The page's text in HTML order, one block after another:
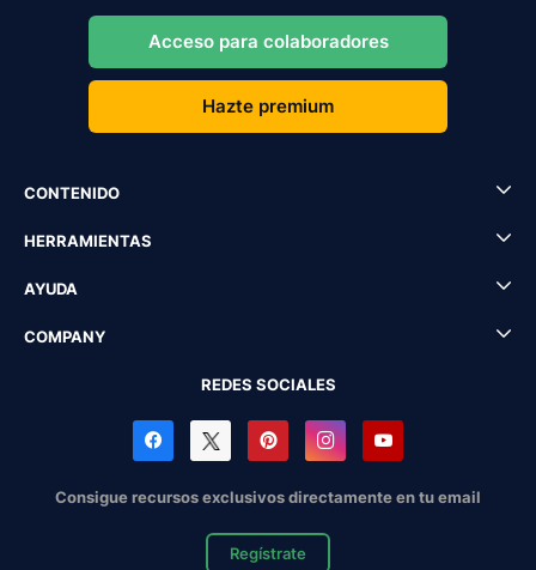
Acceso para colaboradores
Hazte premium
CONTENIDO
HERRAMIENTAS
AYUDA
COMPANY
REDES SOCIALES
Consigue recursos exclusivos directamente en tu email
Regístrate